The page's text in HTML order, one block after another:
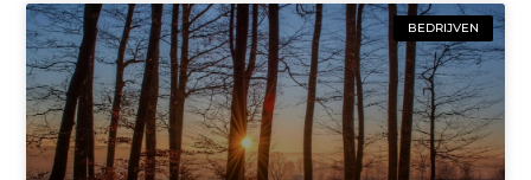
BEDRIJVEN